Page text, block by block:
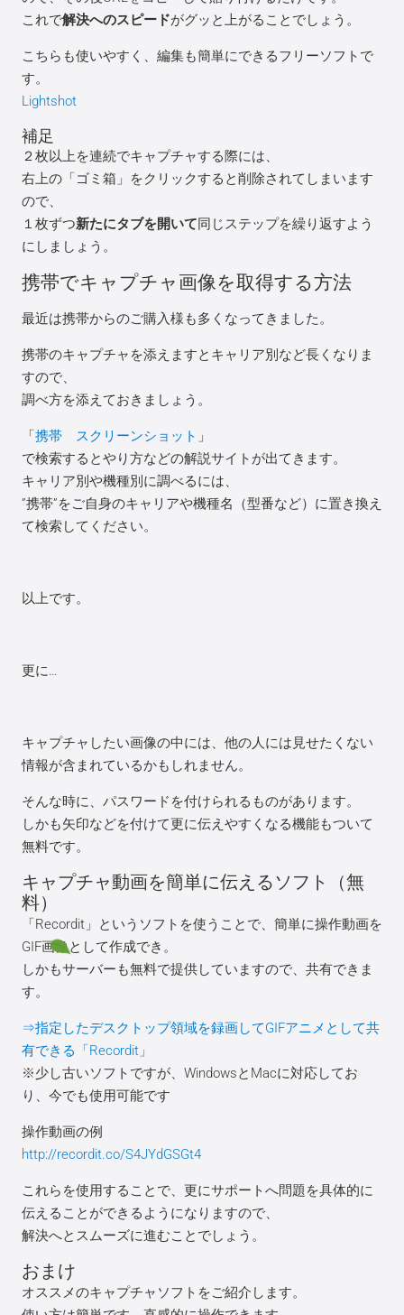
これで解決へのスピードがグッと上がることでしょう。
こちらも使いやすく、編集も簡単にできるフリーソフトで
す。
Lightshot
補足
２枚以上を連続でキャプチャする際には、
右上の「ゴミ箱」をクリックすると削除されてしまいます
ので、
１枚ずつ新たにタブを開いて同じステップを繰り返すよう
にしましょう。
携帯でキャプチャ画像を取得する方法
最近は携帯からのご購入様も多くなってきました。
携帯のキャプチャを添えますとキャリア別など長くなりま
すので、
調べ方を添えておきましょう。
「携帯 スクリーンショット 」
で検索するとやり方などの解説サイトが出てきます。
キャリア別や機種別に調べるには、
”携帯”をご自身のキャリアや機種名（型番など）に置き換え
て検索してください。
以上です。
更に…
キャプチャしたい画像の中には、他の人には見せたくない
情報が含まれているかもしれません。
そんな時に、パスワードを付けられるものがあります。
しかも矢印などを付けて更に伝えやすくなる機能もついて
無料です。
キャプチャ動画を簡単に伝えるソフト（無
料）
「Recordit」というソフトを使うことで、簡単に操作動画を
GIF画像として作成でき。
しかもサーバーも無料で提供していますので、共有できま
す。
⇒指定したデスクトップ領域を録画してGIFアニメとして共
有できる「Recordit」
※少し古いソフトですが、WindowsとMacに対応してお
り、今でも使用可能です
操作動画の例
http://recordit.co/S4JYdGSGt4
これらを使用することで、更にサポートへ問題を具体的に
伝えることができるようになりますので、
解決へとスムーズに進むことでしょう。
おまけ
オススメのキャプチャソフトをご紹介します。